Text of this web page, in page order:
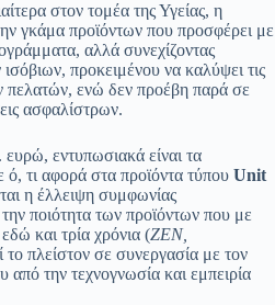
στον τομέα της Υγείας, η
γκάμα προϊόντων που προσφέρει με
αλλά συνεχίζοντας
προκειμένου να καλύψει τις
πελατών, ενώ δεν προέβη παρά σε
ασφαλίστρων.
εντυπωσιακά είναι τα
ό, τι αφορά στα προϊόντα τύπου Unit
η έλλειψη συμφωνίας
ποιότητα των προϊόντων που με
και τρία χρόνια (ZEN,
το πλείστον σε συνεργασία με τον
την τεχνογνωσία και εμπειρία